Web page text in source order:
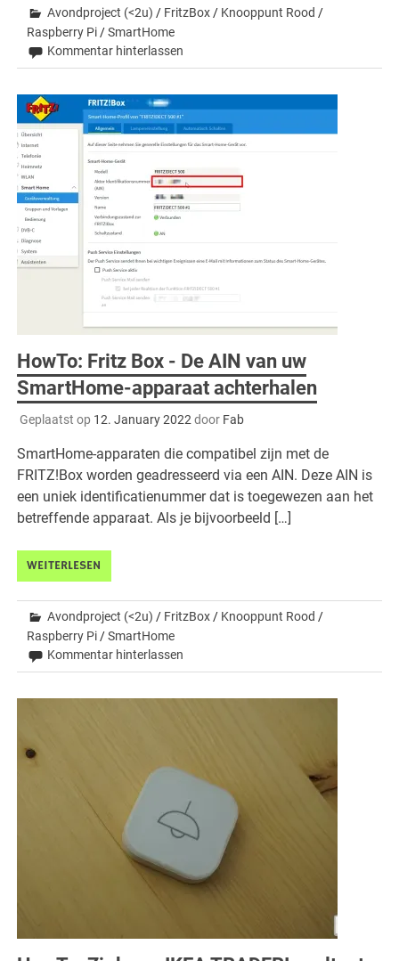
Avondproject (<2u) / FritzBox/ Knooppunt Rood /
Raspberry Pi/SmartHome
Kommentar hinterlassen
HowTo: Fritz Box - De AIN van uw
SmartHome-apparaat achterhalen
Geplaatst op 12. January 2022 door Fab
SmartHome-apparaten die compatibel zijn met de
FRITZ!Box worden geadresseerd via een AIN. Deze AIN is
een uniek identificatienummer dat is toegewezen aan het
betreffende apparaat. Als je bijvoorbeeld […]
WEITERLESEN
Avondproject (<2u) / FritzBox / Knooppunt Rood /
Raspberry Pi /SmartHome
Kommentar hinterlassen